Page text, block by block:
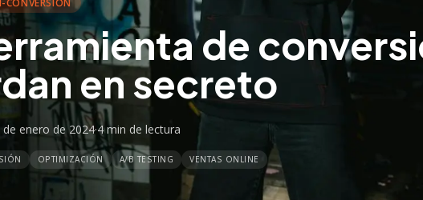
de
en secreto
de enero de 2024·4 min de lectura
OPTIMIZACIÓN A/B TESTING VENTAS ONLINE